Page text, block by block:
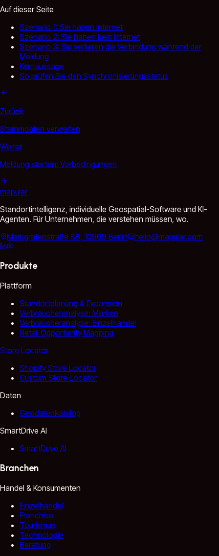
Auf dieser Seite
Szenario 1: Sie haben Internet
Szenario 2: Sie haben kein Internet
Szenario 3: Sie verlieren die Verbindung während der
Meldung
Kernaussage
So prüfen Sie den Synchronisierungsstatus
Zurück
Stammdaten verwalten
Weiter
Meldung starten: Vorbedingungen
mapular
Standortintelligenz, individuelle Geospatial-Software und KI-
Agenten. Für Unternehmen, die verstehen müssen, wo.
Markgrafenstraße 88, 10969 Berlin
hello@mapular.com
Produkte
Plattform
Standortplanung & Expansion
Verbraucheranalyse: Marken
Verbraucheranalyse: Einzelhandel
Retail Opportunity Mapping
Store Locator
Shopify Store Locator
Custom Store Locator
Daten
Geodatenkatalog
SmartDrive AI
SmartDrive AI
Branchen
Handel & Konsumenten
Einzelhandel
Franchise
Tourismus
Technologie
Beratung